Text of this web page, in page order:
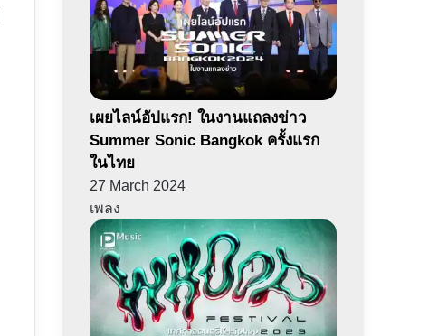
เผยไลน์อัปแรก! ในงานแถลงข่าว
Summer Sonic Bangkok ครั้งแรก
ในไทย
27 March 2024
เพลง